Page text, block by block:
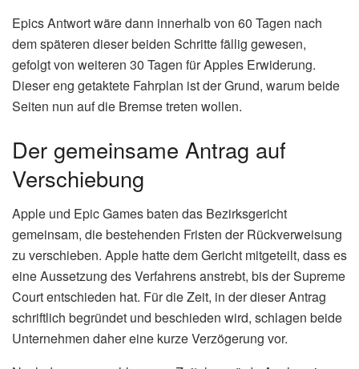
Epics Antwort wäre dann innerhalb von 60 Tagen nach
dem späteren dieser beiden Schritte fällig gewesen,
gefolgt von weiteren 30 Tagen für Apples Erwiderung.
Dieser eng getaktete Fahrplan ist der Grund, warum beide
Seiten nun auf die Bremse treten wollen.
Der gemeinsame Antrag auf
Verschiebung
Apple und Epic Games baten das Bezirksgericht
gemeinsam, die bestehenden Fristen der Rückverweisung
zu verschieben. Apple hatte dem Gericht mitgeteilt, dass es
eine Aussetzung des Verfahrens anstrebt, bis der Supreme
Court entschieden hat. Für die Zeit, in der dieser Antrag
schriftlich begründet und beschieden wird, schlagen beide
Unternehmen daher eine kurze Verzögerung vor.